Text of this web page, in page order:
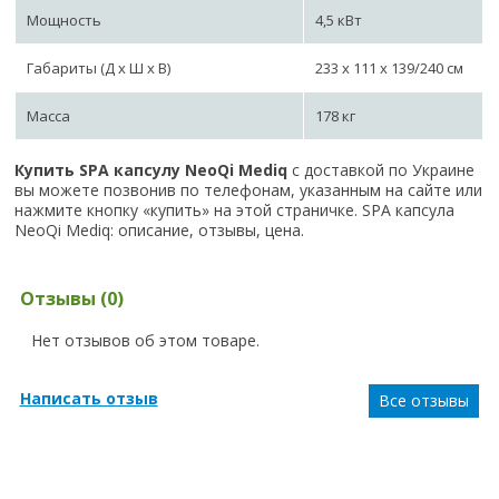
Мощность 4,5 кВт
Габариты (Д х Ш х В) 233 х 111 х 139/240 см
Масса 178 кг
Купить SPA капсулу NeoQi Mediqс доставкой по Украине
вы можете позвонив по телефонам, указанным на сайте или
нажмите кнопку «купить» на этой страничке. SPA капсула
NeoQi Mediq: описание, отзывы, цена.
Отзывы (0)
Нет отзывов об этом товаре.
Написать отзыв Все отзывы